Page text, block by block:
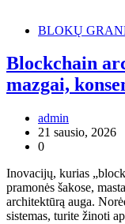
BLOKŲ
Blockchain
mazgai,
admin
21 sausio, 2026
0
Inovacijų, kurias
pramonės šakose,
architektūrą auga.
sistemas, turite žinoti